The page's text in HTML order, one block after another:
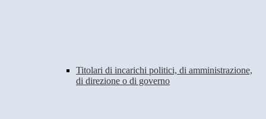
Titolari di incarichi politici, di amministrazione,
di direzione o di governo